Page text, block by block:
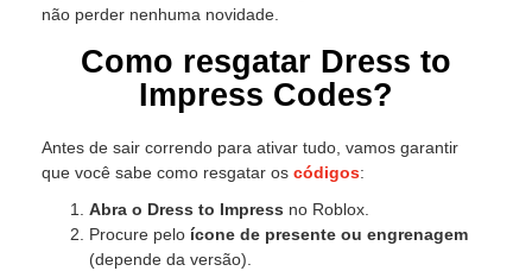
não perder nenhuma novidade.
Como resgatar Dress to
Impress Codes?
Antes de sair correndo para ativar tudo, vamos garantir
que você sabe como resgatar os códigos:
Abra o Dress to Impress no Roblox.
Procure pelo ícone de presente ou engrenagem
(depende da versão).